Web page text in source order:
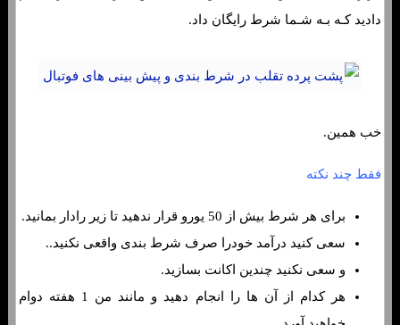
دادید کـه بـه شـما شرط رایگان داد.
خب همین.
فقط چند نکته
برای هر شرط بیش از 50 یورو قرار ندهید تا زیر رادار بمانید.
سعی کنید درآمد خودرا صرف شرط بندی واقعی نکنید..
و سعی نکنید چندین اکانت بسازید.
هر کدام از آن ها را انجام دهید و مانند من 1 هفته دوام